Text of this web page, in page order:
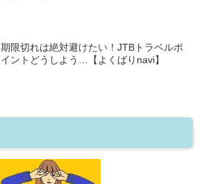
期限切れは絶対避けたい！JTBトラベルポ
イントどうしよう…【よくばりnavi】